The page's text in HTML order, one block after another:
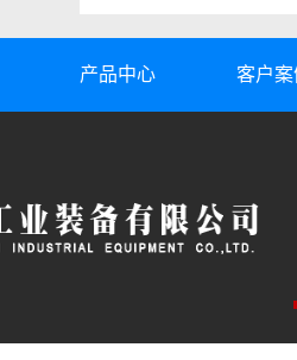
产品中心 客户案